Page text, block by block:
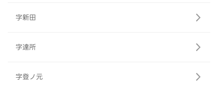
字新田
字達所
字登ノ元